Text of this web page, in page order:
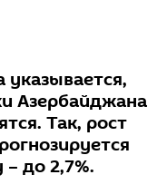
указывается,
Азербайджана
Так, рост
– до 2,7%.